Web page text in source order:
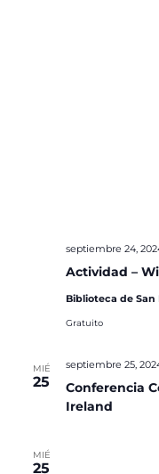
Actividad –
septiembre 24,
Biblioteca de San
Gratuito
MIÉ
25
Conferencia
Ireland
septiembre 25,
MIÉ
25